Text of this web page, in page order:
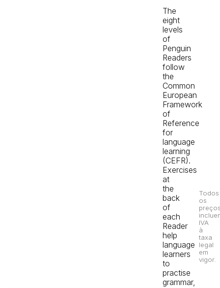
The
eight
levels
of
Penguin
Readers
follow
the
Common
European
Framework
of
Reference
for
language
learning
(CEFR).
Exercises
at
the
back
of
each
Reader
help
language
learners
to
practise
grammar,
Todos
os
IVA
à
taxa
legal
em
vigor.